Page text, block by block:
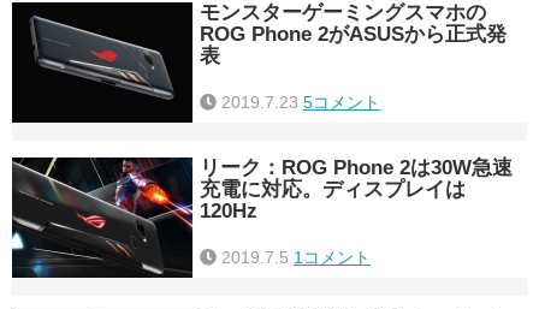
モンスターゲーミングスマホの
ROG Phone 2がASUSから正式発
表
2019.7.23 5コメント
リーク：ROG Phone 2は30W急速
充電に対応。ディスプレイは
120Hz
2019.7.5 1コメント